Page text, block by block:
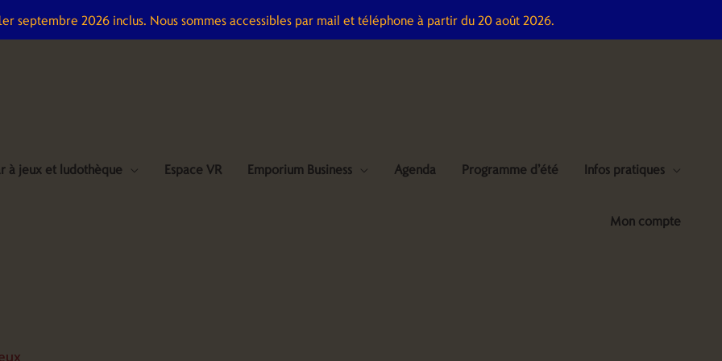
septembre 2026 inclus. Nous sommes accessibles par mail et téléphone à partir du 20 août 2026.
à jeux et ludothèque Espace VR Emporium Business Agenda Programme d’été Infos pratiques
Mon compte